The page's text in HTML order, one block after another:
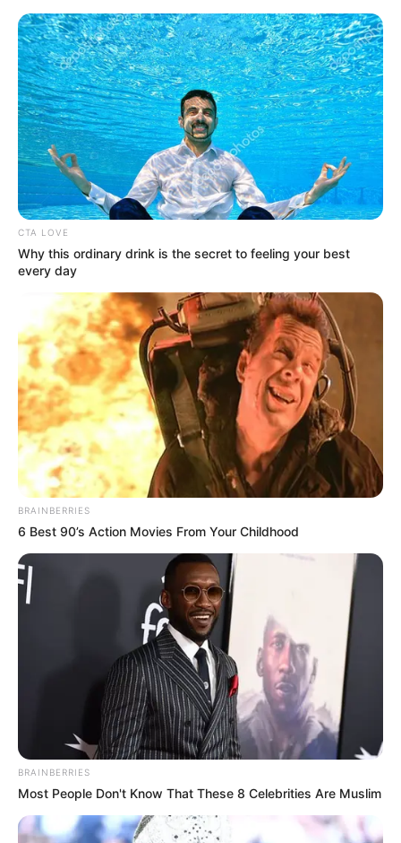
HOME
INSPIRASI
STYLE
FILM &
SERIES
NGAKAK
QUOTES
HYPE
MORE
CTA LOVE
Why this ordinary drink is the secret to feeling your best
every day
BRAINBERRIES
6 Best 90’s Action Movies From Your Childhood
BRAINBERRIES
Most People Don't Know That These 8 Celebrities Are Muslim